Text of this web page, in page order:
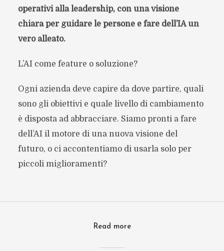
operativi alla leadership, con una visione
chiara per guidare le persone e fare dell’IA un
vero alleato.
L’AI come feature o soluzione?
Ogni azienda deve capire da dove partire, quali
sono gli obiettivi e quale livello di cambiamento
è disposta ad abbracciare. Siamo pronti a fare
dell’AI il motore di una nuova visione del
futuro, o ci accontentiamo di usarla solo per
piccoli miglioramenti?
Read more